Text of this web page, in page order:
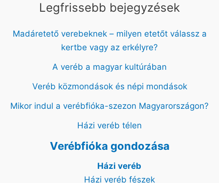
Legfrissebb bejegyzések
Madáretető verebeknek – milyen etetőt válassz a
kertbe vagy az erkélyre?
A veréb a magyar kultúrában
Veréb közmondások és népi mondások
Mikor indul a verébfióka-szezon Magyarországon?
Házi veréb télen
Verébfióka gondozása
Házi veréb
Házi veréb fészek